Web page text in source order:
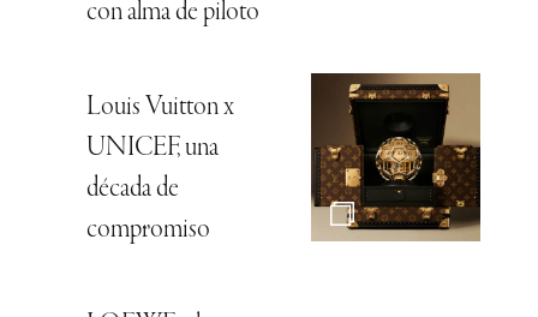
con alma de piloto
Louis Vuitton x
UNICEF, una
década de
compromiso